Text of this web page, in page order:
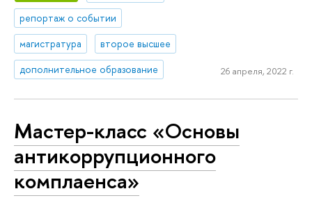
репортаж о событии
магистратура
второе высшее
дополнительное образование
26 апреля, 2022 г.
Мастер-класс «Основы
антикоррупционного
комплаенса»